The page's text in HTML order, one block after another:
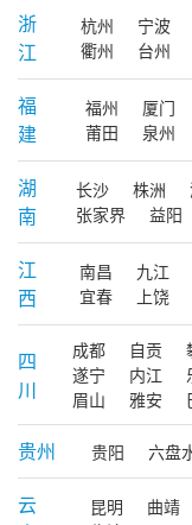
浙
江
杭州 宁波
衢州
台州
福
建
福州 厦门
莆田
泉州
湖
南
长沙 株洲
张家界
益阳
江
西
南昌 九江
宜春
上饶
四
川
成都 自贡
遂宁
内江
眉山
雅安
贵州 贵阳 六盘
云
昆明 曲靖